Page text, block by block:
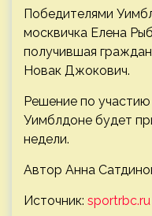
Победителями
москвичка Елена
получившая
Новак Джокович.
Решение по
Уимблдоне будет
недели.
Автор Анна
Источник: sportrbc.ru